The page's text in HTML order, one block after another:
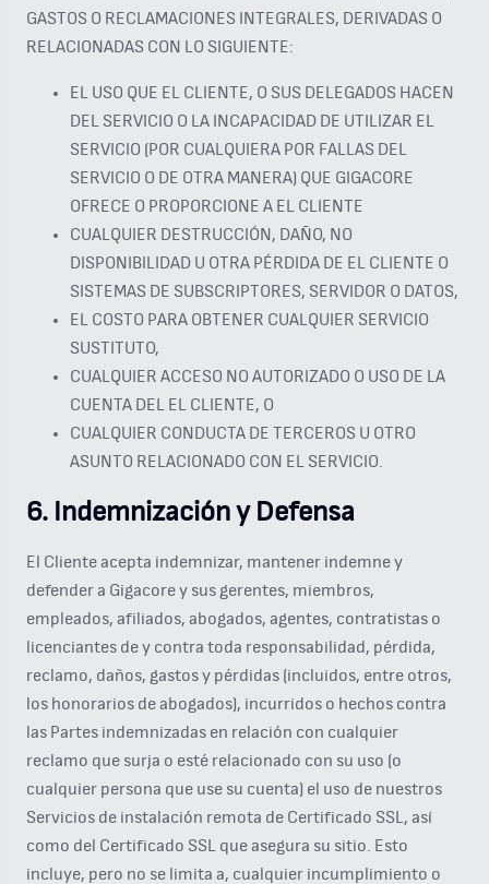
GASTOS O RECLAMACIONES INTEGRALES, DERIVADAS O
RELACIONADAS CON LO SIGUIENTE:
EL USO QUE EL CLIENTE, O SUS DELEGADOS HACEN
DEL SERVICIO O LA INCAPACIDAD DE UTILIZAR EL
SERVICIO (POR CUALQUIERA POR FALLAS DEL
SERVICIO O DE OTRA MANERA) QUE GIGACORE
OFRECE O PROPORCIONE A EL CLIENTE
CUALQUIER DESTRUCCIÓN, DAÑO, NO
DISPONIBILIDAD U OTRA PÉRDIDA DE EL CLIENTE O
SISTEMAS DE SUBSCRIPTORES, SERVIDOR O DATOS,
EL COSTO PARA OBTENER CUALQUIER SERVICIO
SUSTITUTO,
CUALQUIER ACCESO NO AUTORIZADO O USO DE LA
CUENTA DEL EL CLIENTE, O
CUALQUIER CONDUCTA DE TERCEROS U OTRO
ASUNTO RELACIONADO CON EL SERVICIO.
6. Indemnización y Defensa
El Cliente acepta indemnizar, mantener indemne y
defender a Gigacore y sus gerentes, miembros,
empleados, afiliados, abogados, agentes, contratistas o
licenciantes de y contra toda responsabilidad, pérdida,
reclamo, daños, gastos y pérdidas (incluidos, entre otros,
los honorarios de abogados), incurridos o hechos contra
las Partes indemnizadas en relación con cualquier
reclamo que surja o esté relacionado con su uso (o
cualquier persona que use su cuenta) el uso de nuestros
Servicios de instalación remota de Certificado SSL, así
como del Certificado SSL que asegura su sitio. Esto
incluye, pero no se limita a, cualquier incumplimiento o